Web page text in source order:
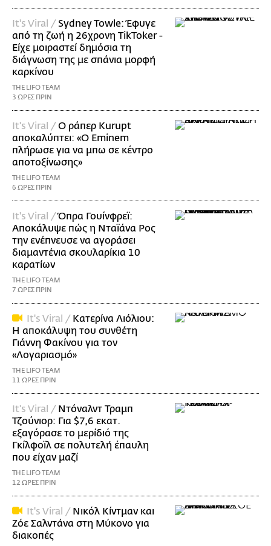
It's Viral / Sydney Towle: Έφυγε
από τη ζωή η 26χρονη TikToker -
Είχε μοιραστεί δημόσια τη
διάγνωση της με σπάνια μορφή
καρκίνου
THE LIFO TEAM
3 ΩΡΕΣ ΠΡΙΝ
It's Viral / Ο ράπερ Kurupt
αποκαλύπτει: «Ο Eminem
πλήρωσε για να μπω σε κέντρο
αποτοξίνωσης»
THE LIFO TEAM
6 ΩΡΕΣ ΠΡΙΝ
It's Viral /Όπρα Γουίνφρεϊ:
Αποκάλυψε πώς η Νταϊάνα Ρος
την ενέπνευσε να αγοράσει
διαμαντένια σκουλαρίκια 10
καρατίων
THE LIFO TEAM
7 ΩΡΕΣ ΠΡΙΝ
It's Viral / Κατερίνα Λιόλιου:
Η αποκάλυψη του συνθέτη
Γιάννη Φακίνου για τον
«Λογαριασμό»
THE LIFO TEAM
11 ΩΡΕΣ ΠΡΙΝ
It's Viral / Ντόναλντ Τραμπ
Τζούνιορ: Για $7,6 εκατ.
εξαγόρασε το μερίδιό της
Γκίλφοϊλ σε πολυτελή έπαυλη
που είχαν μαζί
THE LIFO TEAM
12 ΩΡΕΣ ΠΡΙΝ
It's Viral / Νικόλ Κίντμαν και
Ζόε Σαλντάνα στη Μύκονο για
διακοπές